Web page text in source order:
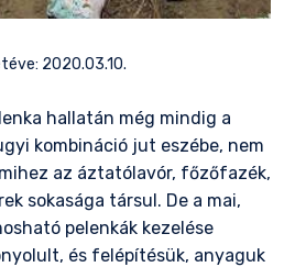
2020.03.10.
hallatán még mindig a
kombináció jut eszébe, nem
az áztatólavór, főzőfazék,
sokasága társul. De a mai,
pelenkák kezelése
és felépítésük, anyaguk